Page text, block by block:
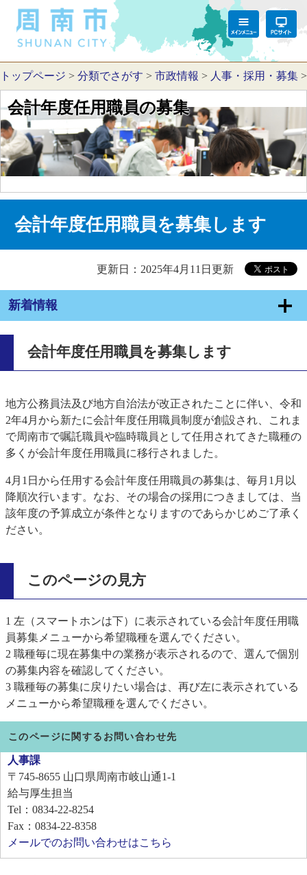
トップページ > 分類でさがす > 市政情報 > 人事・採用・募集
会計年度任用職員の募集
会計年度任用職員を募集します
更新日：2025年4月11日更新
新着情報
会計年度任用職員を募集します
地方公務員法及び地方自治法が改正されたことに伴い、令和
2年4月から新たに会計年度任用職員制度が創設され、これま
で周南市で嘱託職員や臨時職員として任用されてきた職種の
多くが会計年度任用職員に移行されました。
4月1日から任用する会計年度任用職員の募集は、毎月1月以
降順次行います。なお、その場合の採用につきましては、当
該年度の予算成立が条件となりますのであらかじめご了承く
ださい。
このページの見方
1 左（スマートホンは下）に表示されている会計年度任用職
員募集メニューから希望職種を選んでください。
2 職種毎に現在募集中の業務が表示されるので、選んで個別
の募集内容を確認してください。
3 職種毎の募集に戻りたい場合は、再び左に表示されている
メニューから希望職種を選んでください。
このページに関するお問い合わせ先
人事課
〒745-8655 山口県周南市岐山通1-1
給与厚生担当
Tel：0834-22-8254
Fax：0834-22-8358
メールでのお問い合わせはこちら